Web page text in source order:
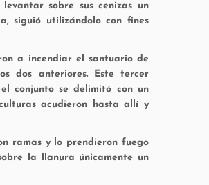
sobre sus cenizas un
siguió utilizándolo con fines
a incendiar el santuario de
dos anteriores. Este tercer
conjunto se delimitó con un
acudieron hasta allí y
ramas y lo prendieron fuego
la llanura únicamente un